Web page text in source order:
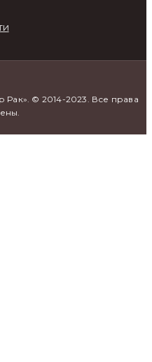
© 2014-2023. Все права